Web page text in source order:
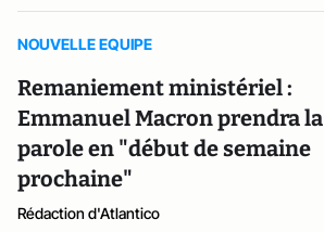
NOUVELLE EQUIPE
Remaniement ministériel :
Emmanuel Macron prendra la
parole en "début de semaine
prochaine"
Rédaction d'Atlantico